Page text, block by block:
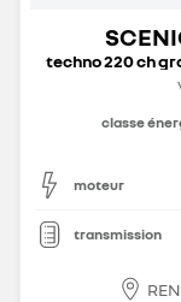
classe
moteur
transmission